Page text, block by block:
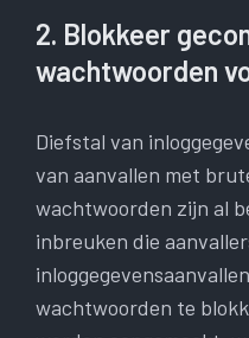
2. Blokkeer
wachtwoorden
Diefstal van
van aanvallen met
wachtwoorden zijn al
inbreuken die
wachtwoorden te